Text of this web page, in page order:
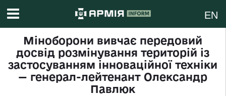
EN
Міноборони вивчає передовий
досвід розмінування територій із
застосуванням інноваційної техніки
— генерал-лейтенант Олександр
Павлюк